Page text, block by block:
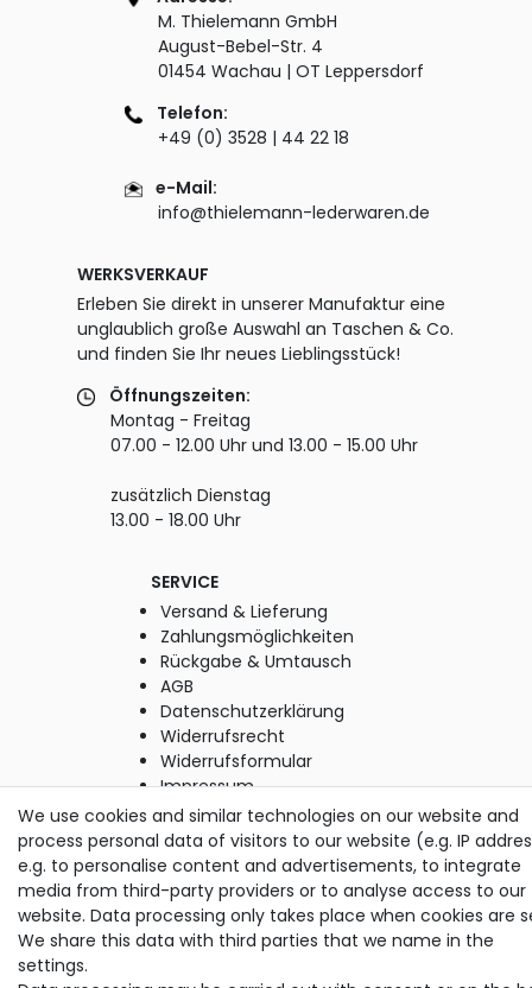
M. Thielemann GmbH
August-Bebel-Str. 4
01454 Wachau | OT Leppersdorf
Telefon:
+49 (0) 3528 | 44 22 18
e-Mail:
info@thielemann-lederwaren.de
WERKSVERKAUF
Erleben Sie direkt in unserer Manufaktur eine
unglaublich große Auswahl an Taschen & Co.
und finden Sie Ihr neues Lieblingsstück!
Öffnungszeiten:
Montag - Freitag
07.00 - 12.00 Uhr und 13.00 - 15.00 Uhr
zusätzlich Dienstag
13.00 - 18.00 Uhr
SERVICE
Versand & Lieferung
Zahlungsmöglichkeiten
Rückgabe & Umtausch
AGB
Datenschutzerklärung
Widerrufsrecht
Widerrufsformular
Impressum
© Copyright M. Thielemann GmbH 2020 | Alle Rechte
vorbehalten.
alle Preise inkl. gesetzlicher MwSt. | zzgl. Versandkosten
We use cookies and similar technologies on our website and
process personal data of visitors to our website (e.g. IP
e.g. to personalise content and advertisements, to integrate
media from third-party providers or to analyse access to our
website. Data processing only takes place when cookies are
We share this data with third parties that we name in the
settings.